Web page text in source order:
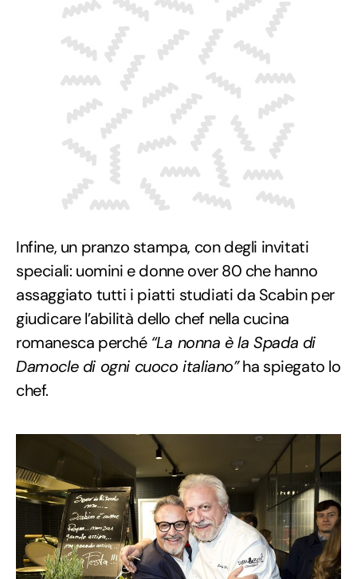
Infine, un pranzo stampa, con degli invitati
speciali: uomini e donne over 80 che hanno
assaggiato tutti i piatti studiati da Scabin per
giudicare l’abilità dello chef nella cucina
romanesca perché“La nonna è la Spada di
Damocle di ogni cuoco italiano”ha spiegato lo
chef.